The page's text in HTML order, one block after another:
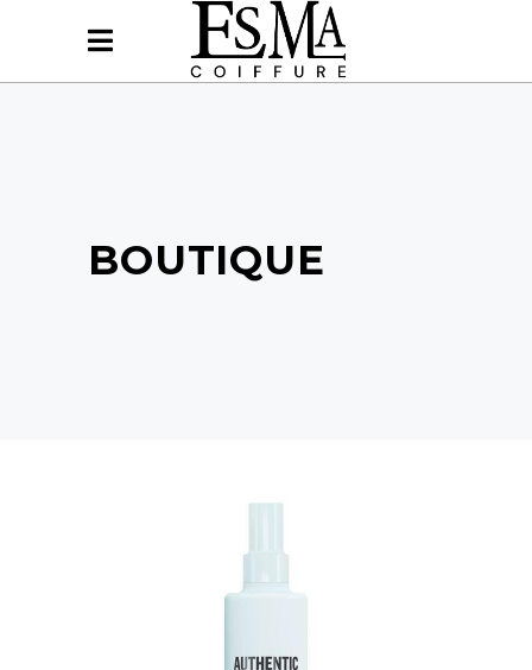
BOUTIQUE